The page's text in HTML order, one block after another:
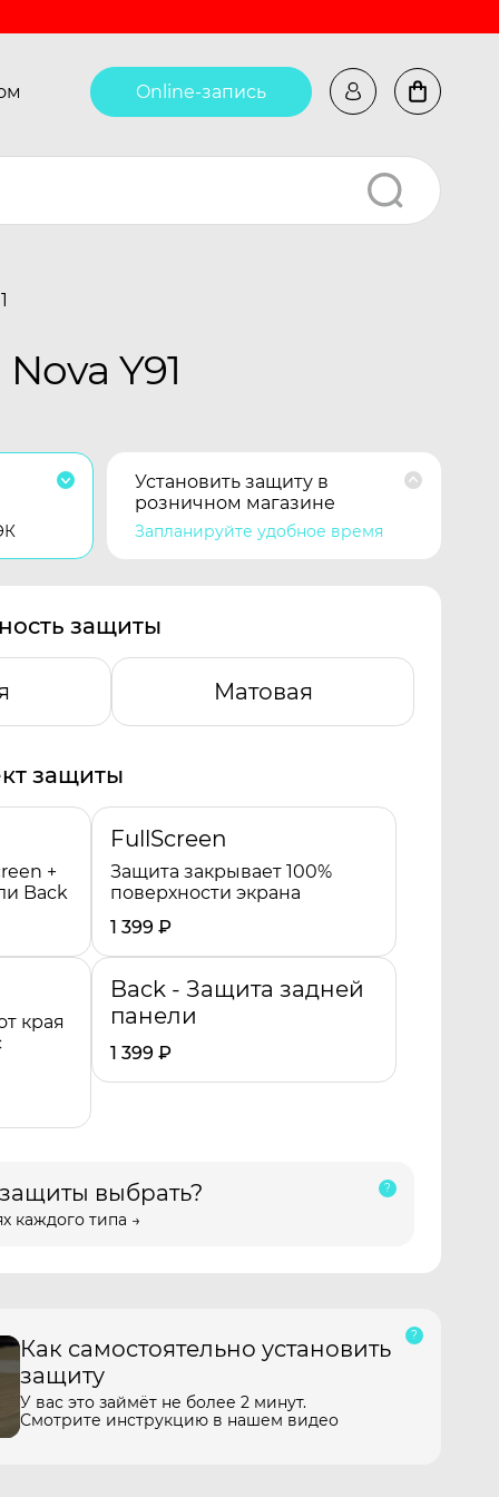
Online-запись
Y91
Установить защиту в
розничном магазине
Запланируйте удобное время
защиты
Матовая
защиты
+
Back
FullScreen
Защита закрывает 100%
поверхности экрана
1 399 ₽
края
Back - Защита задней
панели
1 399 ₽
выбрать?
каждого типа →
Как самостоятельно установить
защиту
У вас это займёт не более 2 минут.
Смотрите инструкцию в нашем видео